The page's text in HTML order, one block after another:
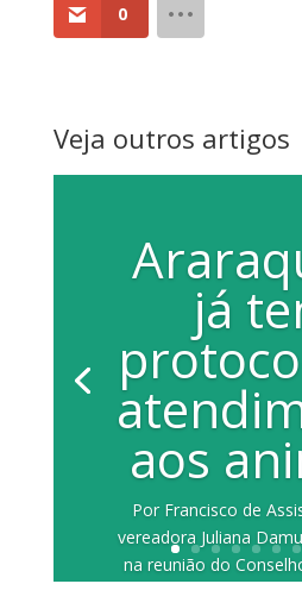
0
Veja outros artigos
já
aos
Por Francisco de
vereadora Juliana
na reunião do